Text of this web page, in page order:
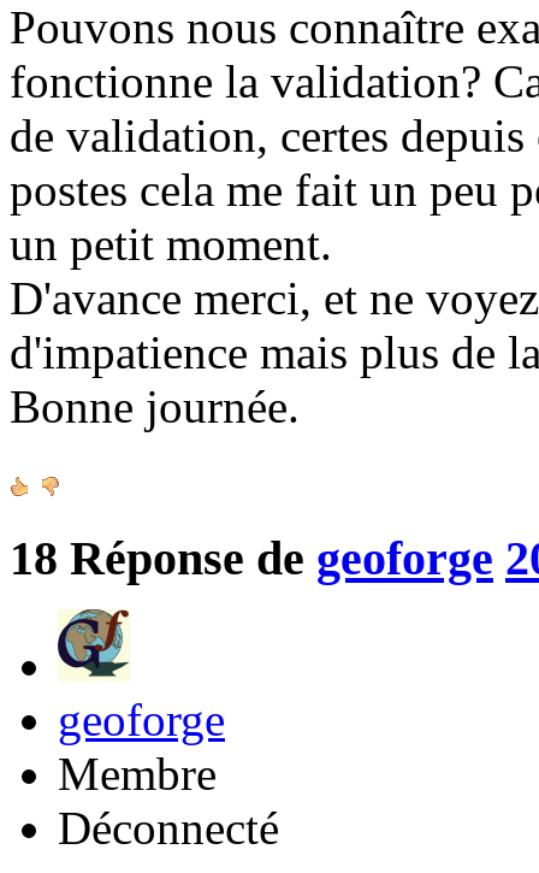
Pouvons nous connaître
fonctionne la validation?
de validation, certes
postes cela me fait un peu
un petit moment.
D'avance merci, et ne
d'impatience mais plus de
Bonne journée.
18 Réponse de geoforge
geoforge
Membre
Déconnecté